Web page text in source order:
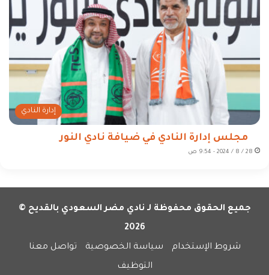
إدارة النادي
مجلس إدارة النادي في ضيافة نادي النور
28 / 8 / 2024 - 9:54 ص
جميع الحقوق محفوظة لـ نادي مضر السعودي بالقديح ©
2026
شروط الإستخدام
سياسة الخصوصية
تواصل معنا
التوظيف